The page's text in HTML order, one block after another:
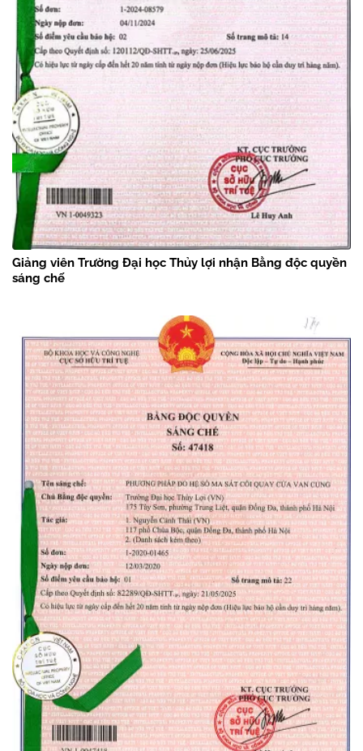
Giảng viên Trường Đại học Thủy lợi nhận Bằng độc quyền
sáng chế